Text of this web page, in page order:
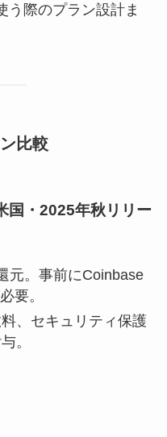
う際のプラン設計ま
比較
・2025年秋リリー
元。事前にCoinbase
要。
、セキュリティ保護
。